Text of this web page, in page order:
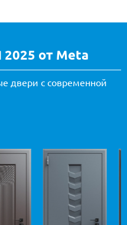
от Meta
двери с современной